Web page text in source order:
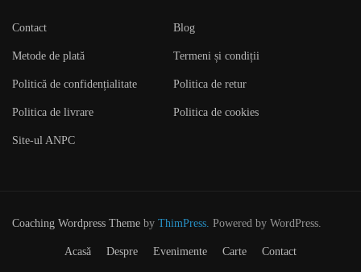
Contact Blog
Metode de plată Termeni și condiții
Politică de confidențialitate Politica de retur
Politica de livrare Politica de cookies
Site-ul ANPC
Coaching Wordpress Theme by ThimPress. Powered by WordPress.
Acasǎ Despre Evenimente Carte Contact